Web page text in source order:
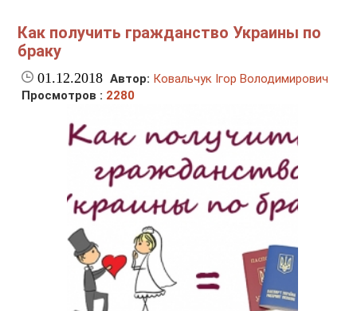
Как получить гражданство Украины по
браку
01.12.2018 Автор: Ковальчук Ігор Володимирович
Просмотров : 2280